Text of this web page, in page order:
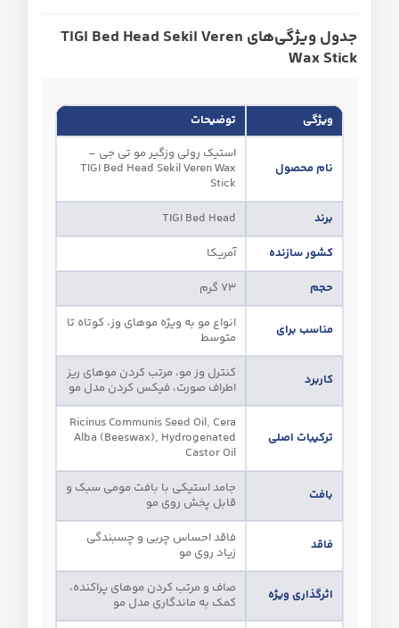
جدول ویژگی‌های TIGI Bed Head Sekil Veren
Wax Stick
ویژگی توضیحات
نام محصول
استیک رولی وزگیر مو تی جی –
TIGI Bed Head Sekil Veren Wax
Stick
برند
TIGI Bed Head
کشور سازنده
آمریکا
حجم
73 گرم
مناسب برای
انواع مو به‌ ویژه موهای وز، کوتاه تا
متوسط
کاربرد
کنترل وز مو، مرتب کردن موهای ریز
اطراف صورت، فیکس کردن مدل مو
ترکیبات اصلی
Ricinus Communis Seed Oil, Cera
Alba (Beeswax), Hydrogenated
Castor Oil
بافت
جامد استیکی با بافت مومی سبک و
قابل پخش روی مو
فاقد
فاقد احساس چربی و چسبندگی
زیاد روی مو
اثرگذاری ویژه
صاف و مرتب کردن موهای پراکنده،
کمک به ماندگاری مدل مو